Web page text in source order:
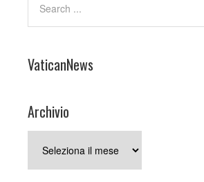
VaticanNews
Archivio